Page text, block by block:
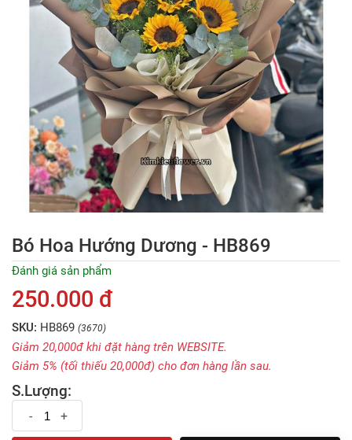
Bó Hoa Hướng Dương - HB869
Đánh giá sản phẩm
250.000 đ
SKU: HB869 (3670)
Giảm 20,000đ khi đặt hàng trên WEBSITE.
Giảm 5% (tối thiếu 20,000đ) cho đơn hàng lần sau.
S.Lượng:
- +